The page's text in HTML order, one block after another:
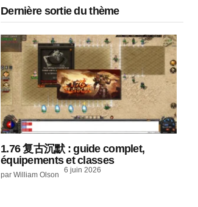
Dernière sortie du thème
1.76 复古沉默 : guide complet,
équipements et classes
par William Olson
6 juin 2026